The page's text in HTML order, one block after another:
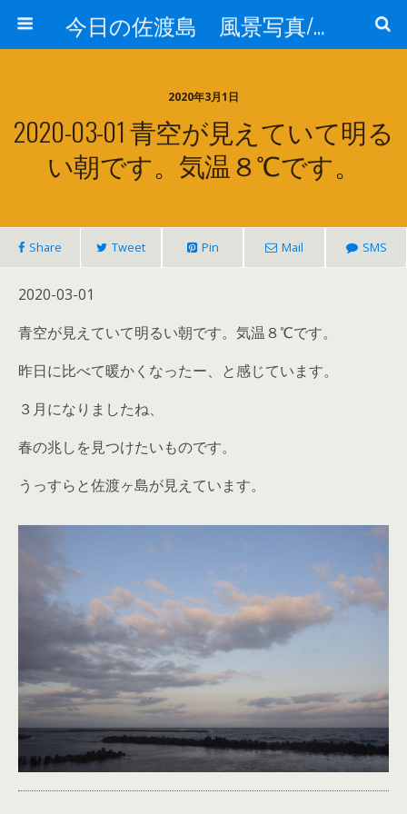
今日の佐渡島 風景写真/天気/お酒/お米/温泉
2020年3月1日
2020-03-01 青空が見えていて明る
い朝です。気温８℃です。
Share Tweet Pin Mail SMS
2020-03-01
青空が見えていて明るい朝です。気温８℃です。
昨日に比べて暖かくなったー、と感じています。
３月になりましたね、
春の兆しを見つけたいものです。
うっすらと佐渡ヶ島が見えています。